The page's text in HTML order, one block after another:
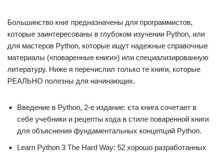
Большинство книг предназначены для программистов,
которые заинтересованы в глубоком изучении Python, или
для мастеров Python, которые ищут надежные справочные
материалы («поваренные книги») или специализированную
литературу. Ниже я перечислил только те книги, которые
РЕАЛЬНО полезны для начинающих.
Введение в Python, 2-е издание: єта книга сочетает в
себе учебники и рецепты кода в стиле поваренной книги
для объяснения фундаментальных концепций Python.
Learn Python 3 The Hard Way: 52 хорошо разработанных